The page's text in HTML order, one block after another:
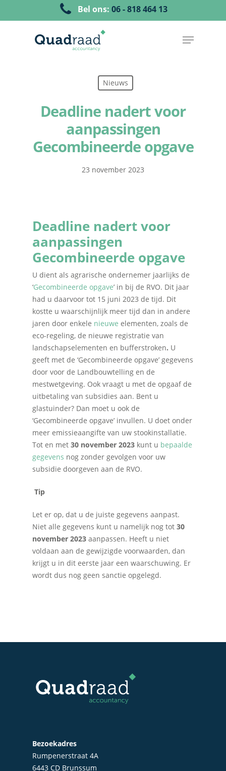
Bel ons: 06 - 818 464 13
Nieuws
Deadline nadert voor
aanpassingen
Gecombineerde opgave
23 november 2023
Deadline nadert voor
aanpassingen
Gecombineerde opgave
U dient als agrarische ondernemer jaarlijks de
‘Gecombineerde opgave’ in bij de RVO. Dit jaar
had u daarvoor tot 15 juni 2023 de tijd. Dit
kostte u waarschijnlijk meer tijd dan in andere
jaren door enkele nieuwe elementen, zoals de
eco-regeling, de nieuwe registratie van
landschapselementen en bufferstroken. U
geeft met de ‘Gecombineerde opgave’ gegevens
door voor de Landbouwtelling en de
mestwetgeving. Ook vraagt u met de opgaaf de
uitbetaling van subsidies aan. Bent u
glastuinder? Dan moet u ook de
‘Gecombineerde opgave’ invullen. U doet onder
meer emissieaangifte van uw stookinstallatie.
Tot en met 30 november 2023 kunt u bepaalde
gegevens nog zonder gevolgen voor uw
subsidie doorgeven aan de RVO.
Tip
Let er op, dat u de juiste gegevens aanpast.
Niet alle gegevens kunt u namelijk nog tot 30
november 2023 aanpassen. Heeft u niet
voldaan aan de gewijzigde voorwaarden, dan
krijgt u in dit eerste jaar een waarschuwing. Er
wordt dus nog geen sanctie opgelegd.
Bezoekadres
Rumpenerstraat 4A
6443 CD Brunssum